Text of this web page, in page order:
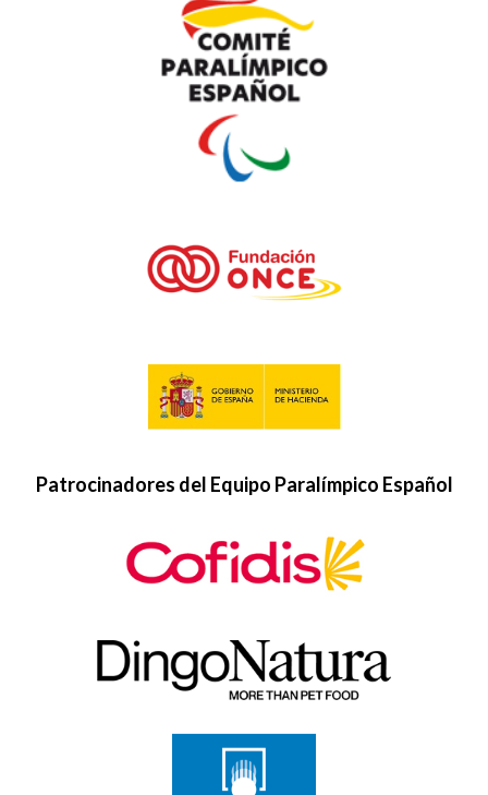
Patrocinadores del Equipo Paralímpico Español